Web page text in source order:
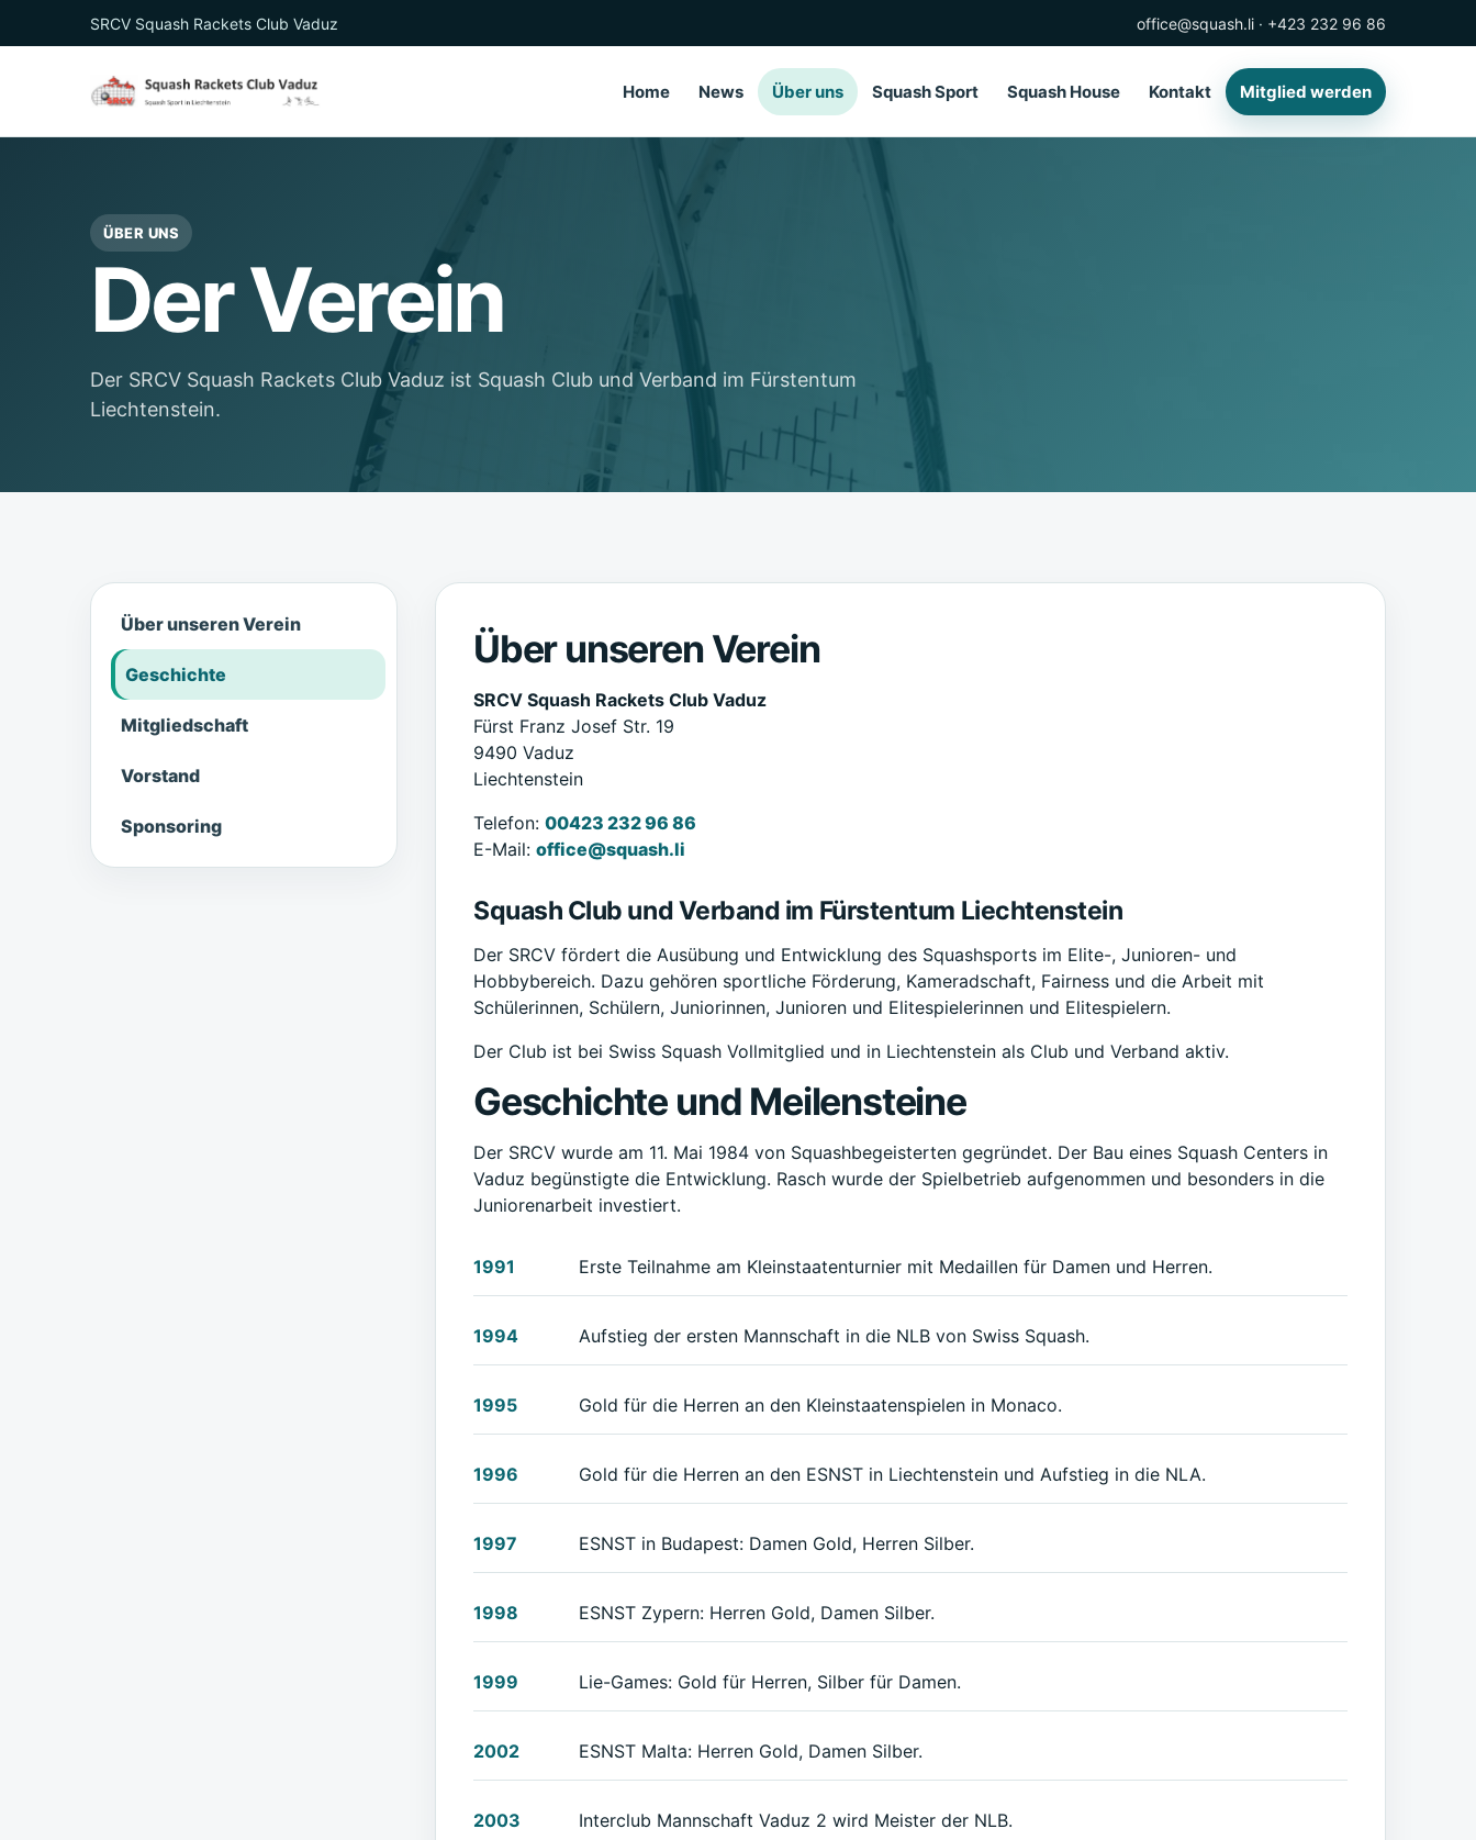
SRCV Squash Rackets Club Vaduz office@squash.li · +423 232 96 86
Home News Über uns Squash Sport Squash House Kontakt Mitglied werden
ÜBER UNS
Der Verein
Der SRCV Squash Rackets Club Vaduz ist Squash Club und Verband im Fürstentum
Liechtenstein.
Über unseren Verein
Geschichte
Mitgliedschaft
Vorstand
Sponsoring
Über unseren Verein
SRCV Squash Rackets Club Vaduz
Fürst Franz Josef Str. 19
9490 Vaduz
Liechtenstein
Telefon: 00423 232 96 86
E-Mail: office@squash.li
Squash Club und Verband im Fürstentum Liechtenstein
Der SRCV fördert die Ausübung und Entwicklung des Squashsports im Elite-, Junioren- und
Hobbybereich. Dazu gehören sportliche Förderung, Kameradschaft, Fairness und die Arbeit mit
Schülerinnen, Schülern, Juniorinnen, Junioren und Elitespielerinnen und Elitespielern.
Der Club ist bei Swiss Squash Vollmitglied und in Liechtenstein als Club und Verband aktiv.
Geschichte und Meilensteine
Der SRCV wurde am 11. Mai 1984 von Squashbegeisterten gegründet. Der Bau eines Squash Centers in
Vaduz begünstigte die Entwicklung. Rasch wurde der Spielbetrieb aufgenommen und besonders in die
Juniorenarbeit investiert.
1991 Erste Teilnahme am Kleinstaatenturnier mit Medaillen für Damen und Herren.
1994 Aufstieg der ersten Mannschaft in die NLB von Swiss Squash.
1995 Gold für die Herren an den Kleinstaatenspielen in Monaco.
1996 Gold für die Herren an den ESNST in Liechtenstein und Aufstieg in die NLA.
1997 ESNST in Budapest: Damen Gold, Herren Silber.
1998 ESNST Zypern: Herren Gold, Damen Silber.
1999 Lie-Games: Gold für Herren, Silber für Damen.
2002 ESNST Malta: Herren Gold, Damen Silber.
2003 Interclub Mannschaft Vaduz 2 wird Meister der NLB.